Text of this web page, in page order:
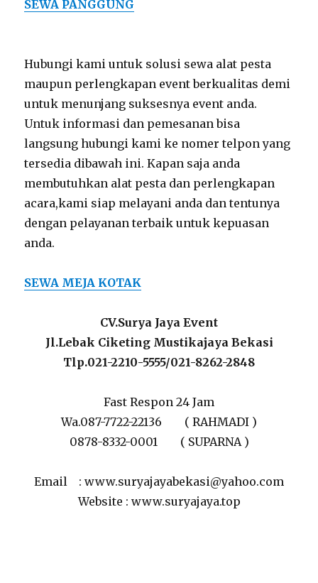
SEWA PANGGUNG
Hubungi kami untuk solusi sewa alat pesta
maupun perlengkapan event berkualitas demi
untuk menunjang suksesnya event anda.
Untuk informasi dan pemesanan bisa
langsung hubungi kami ke nomer telpon yang
tersedia dibawah ini. Kapan saja anda
membutuhkan alat pesta dan perlengkapan
acara,kami siap melayani anda dan tentunya
dengan pelayanan terbaik untuk kepuasan
anda.
SEWA MEJA KOTAK
CV.Surya Jaya Event
Jl.Lebak Ciketing Mustikajaya Bekasi
Tlp.021-2210-5555/021-8262-2848
Fast Respon 24 Jam
Wa.087-7722-22136 ( RAHMADI )
0878-8332-0001 ( SUPARNA )
Email : www.suryajayabekasi@yahoo.com
Website : www.suryajaya.top